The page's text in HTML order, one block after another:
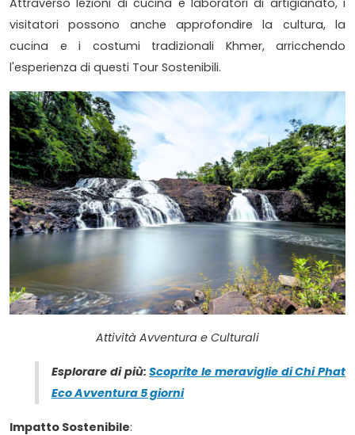
visitatori possono anche approfondire la cultura, la
cucina e i costumi tradizionali Khmer, arricchendo
l'esperienza di questi Tour Sostenibili.
Attività Avventura e Culturali
Esplorare di più:Scoprite le meraviglie di Chi Phat
Eco Avventura 5 giorni
Impatto Sostenibile: